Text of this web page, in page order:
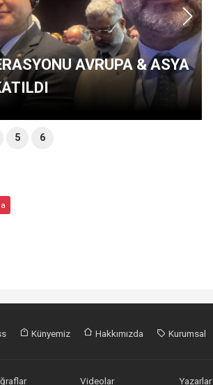
AVRUPA & ASYA
5 6
Künyemiz Hakkımızda Kurumsal
Videolar Yazarlar